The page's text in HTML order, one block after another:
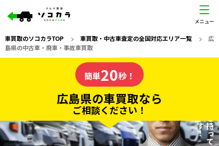
車買取のソコカラTOP > 車買取・中古車査定の全国対応エリア一覧> 広
島県の中古車・廃車・事故車買取
の車買取なら
ソコカラの 私たちが責任を持って
査定いたします！
簡単20秒！
広島県の車買取なら
ご相談ください！